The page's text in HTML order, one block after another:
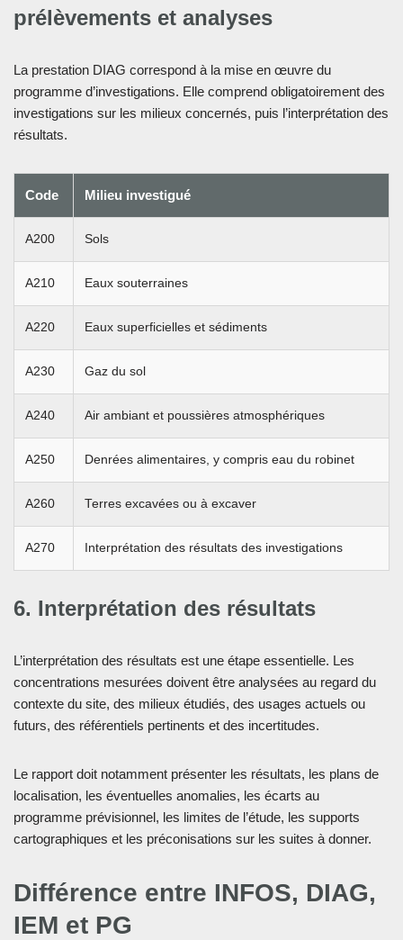
prélèvements et analyses
La prestation DIAG correspond à la mise en œuvre du
programme d’investigations. Elle comprend obligatoirement des
investigations sur les milieux concernés, puis l’interprétation des
résultats.
Code Milieu investigué
A200 Sols
A210 Eaux souterraines
A220 Eaux superficielles et sédiments
A230 Gaz du sol
A240 Air ambiant et poussières atmosphériques
A250 Denrées alimentaires, y compris eau du robinet
A260 Terres excavées ou à excaver
A270 Interprétation des résultats des investigations
6. Interprétation des résultats
L’interprétation des résultats est une étape essentielle. Les
concentrations mesurées doivent être analysées au regard du
contexte du site, des milieux étudiés, des usages actuels ou
futurs, des référentiels pertinents et des incertitudes.
Le rapport doit notamment présenter les résultats, les plans de
localisation, les éventuelles anomalies, les écarts au
programme prévisionnel, les limites de l’étude, les supports
cartographiques et les préconisations sur les suites à donner.
Différence entre INFOS, DIAG,
IEM et PG